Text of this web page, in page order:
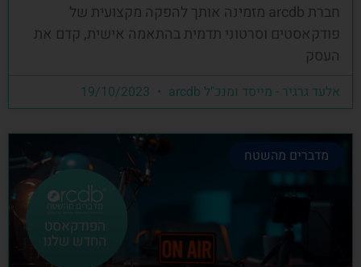
חברת arcdb מזמינה אותך להפקה מקצועית של
פודקאסטים וסרטוני תדמית בהתאמה אישית, קדם את
העסק
אלעד גרגיר - מייסד ומנכ"ל arcdb
מדברים מהשטח